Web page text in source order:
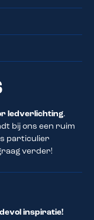
ledverlichting.
bij ons een ruim
particulier
verder!
inspiratie!